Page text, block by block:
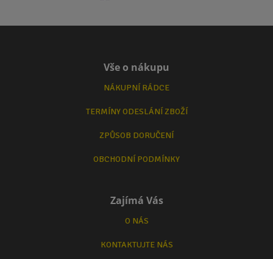
Vše o nákupu
NÁKUPNÍ RÁDCE
TERMÍNY ODESLÁNÍ ZBOŽÍ
ZPŮSOB DORUČENÍ
OBCHODNÍ PODMÍNKY
Zajímá Vás
O NÁS
KONTAKTUJTE NÁS